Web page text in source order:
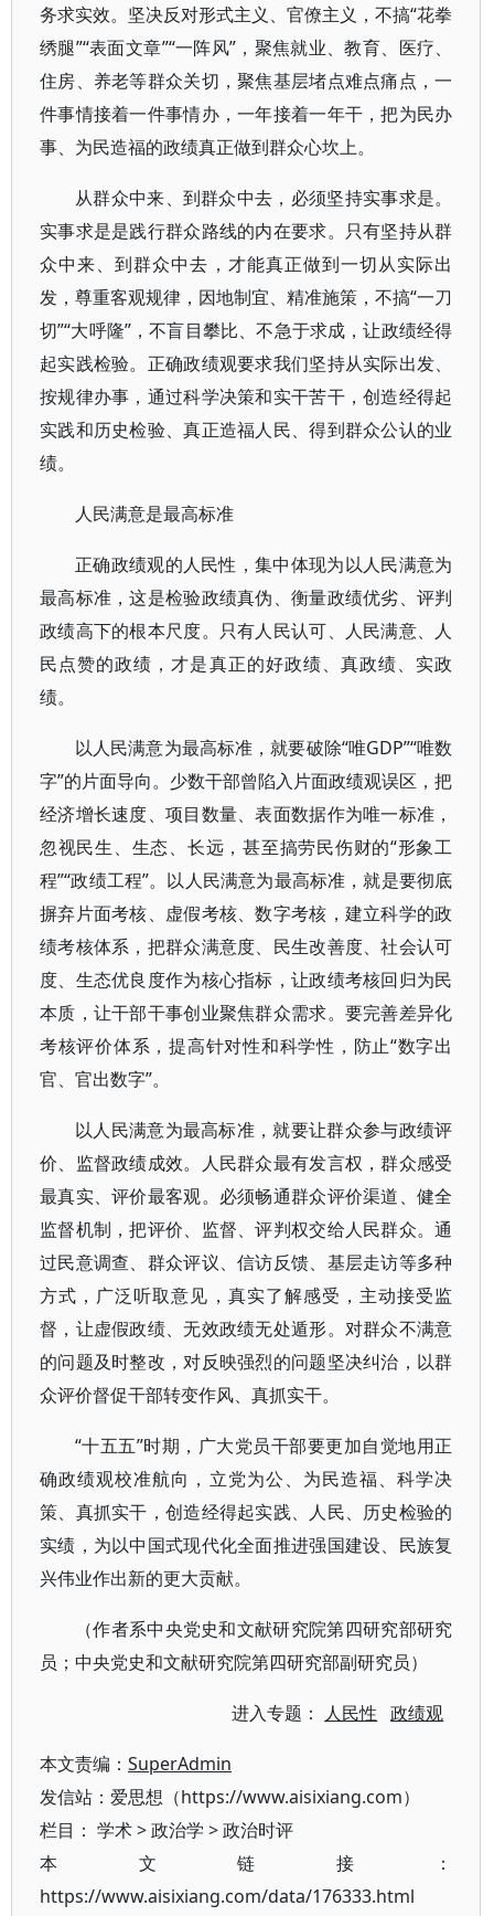
务求实效。坚决反对形式主义、官僚主义，不搞“花拳
绣腿”“表面文章”“一阵风”，聚焦就业、教育、医疗、
住房、养老等群众关切，聚焦基层堵点难点痛点，一
件事情接着一件事情办，一年接着一年干，把为民办
事、为民造福的政绩真正做到群众心坎上。
从群众中来、到群众中去，必须坚持实事求是。
实事求是是践行群众路线的内在要求。只有坚持从群
众中来、到群众中去，才能真正做到一切从实际出
发，尊重客观规律，因地制宜、精准施策，不搞“一刀
切”“大呼隆”，不盲目攀比、不急于求成，让政绩经得
起实践检验。正确政绩观要求我们坚持从实际出发、
按规律办事，通过科学决策和实干苦干，创造经得起
实践和历史检验、真正造福人民、得到群众公认的业
绩。
人民满意是最高标准
正确政绩观的人民性，集中体现为以人民满意为
最高标准，这是检验政绩真伪、衡量政绩优劣、评判
政绩高下的根本尺度。只有人民认可、人民满意、人
民点赞的政绩，才是真正的好政绩、真政绩、实政
绩。
以人民满意为最高标准，就要破除“唯GDP”“唯数
字”的片面导向。少数干部曾陷入片面政绩观误区，把
经济增长速度、项目数量、表面数据作为唯一标准，
忽视民生、生态、长远，甚至搞劳民伤财的“形象工
程”“政绩工程”。以人民满意为最高标准，就是要彻底
摒弃片面考核、虚假考核、数字考核，建立科学的政
绩考核体系，把群众满意度、民生改善度、社会认可
度、生态优良度作为核心指标，让政绩考核回归为民
本质，让干部干事创业聚焦群众需求。要完善差异化
考核评价体系，提高针对性和科学性，防止“数字出
官、官出数字”。
以人民满意为最高标准，就要让群众参与政绩评
价、监督政绩成效。人民群众最有发言权，群众感受
最真实、评价最客观。必须畅通群众评价渠道、健全
监督机制，把评价、监督、评判权交给人民群众。通
过民意调查、群众评议、信访反馈、基层走访等多种
方式，广泛听取意见，真实了解感受，主动接受监
督，让虚假政绩、无效政绩无处遁形。对群众不满意
的问题及时整改，对反映强烈的问题坚决纠治，以群
众评价督促干部转变作风、真抓实干。
“十五五”时期，广大党员干部要更加自觉地用正
确政绩观校准航向，立党为公、为民造福、科学决
策、真抓实干，创造经得起实践、人民、历史检验的
实绩，为以中国式现代化全面推进强国建设、民族复
兴伟业作出新的更大贡献。
（作者系中央党史和文献研究院第四研究部研究
员；中央党史和文献研究院第四研究部副研究员）
进入专题： 人民性 政绩观
本文责编： SuperAdmin
发信站：爱思想（https://www.aisixiang.com）
栏目： 学术>政治学 >政治时评
本文链接：
https://www.aisixiang.com/data/176333.html